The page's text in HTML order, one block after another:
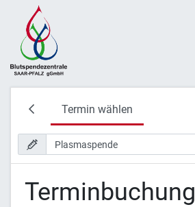
Termin wählen
Terminbuchung